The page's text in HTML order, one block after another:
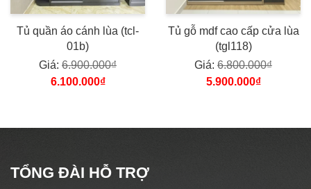
Tủ quần áo cánh lùa (tcl-
01b)
Giá: 6.900.000₫
6.100.000₫
Tủ gỗ mdf cao cấp cửa lùa
(tgl118)
Giá: 6.800.000₫
5.900.000₫
TỔNG ĐÀI HỖ TRỢ